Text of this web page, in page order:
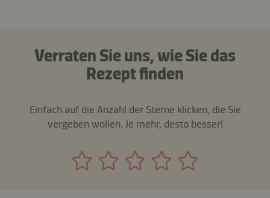
Verraten Sie uns, wie Sie das
Rezept finden
Einfach auf die Anzahl der Sterne klicken, die Sie
vergeben wollen. Je mehr, desto besser!